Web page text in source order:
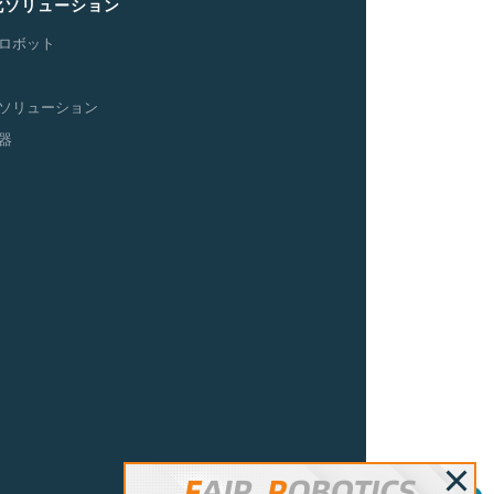
ソリューション
ボット
リューション